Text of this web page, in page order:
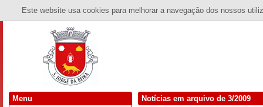
Este website usa cookies para melhorar a navegação dos nossos
Menu Notícias em arquivo de 3/2009